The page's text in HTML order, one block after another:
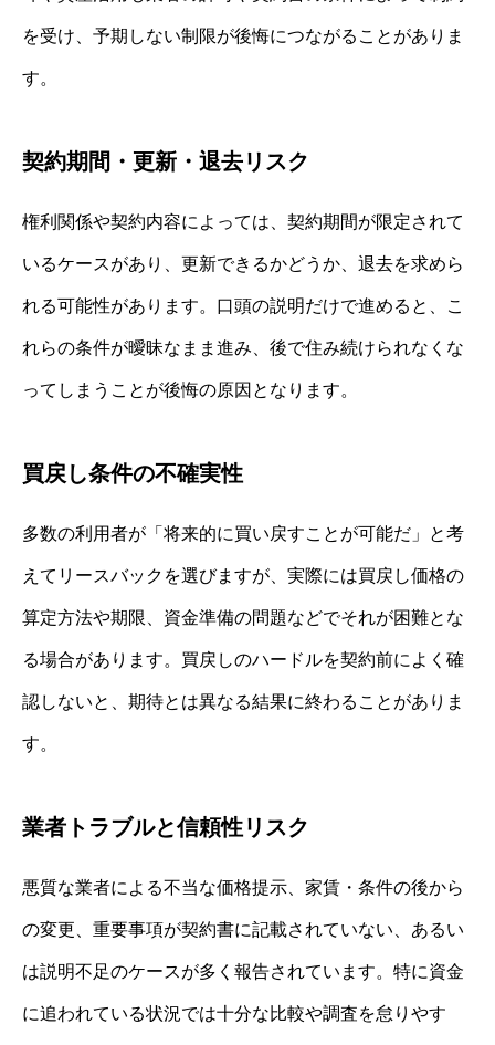
を受け、予期しない制限が後悔につながることがありま
す。
契約期間・更新・退去リスク
権利関係や契約内容によっては、契約期間が限定されて
いるケースがあり、更新できるかどうか、退去を求めら
れる可能性があります。口頭の説明だけで進めると、こ
れらの条件が曖昧なまま進み、後で住み続けられなくな
ってしまうことが後悔の原因となります。
買戻し条件の不確実性
多数の利用者が「将来的に買い戻すことが可能だ」と考
えてリースバックを選びますが、実際には買戻し価格の
算定方法や期限、資金準備の問題などでそれが困難とな
る場合があります。買戻しのハードルを契約前によく確
認しないと、期待とは異なる結果に終わることがありま
す。
業者トラブルと信頼性リスク
悪質な業者による不当な価格提示、家賃・条件の後から
の変更、重要事項が契約書に記載されていない、あるい
は説明不足のケースが多く報告されています。特に資金
に追われている状況では十分な比較や調査を怠りやす